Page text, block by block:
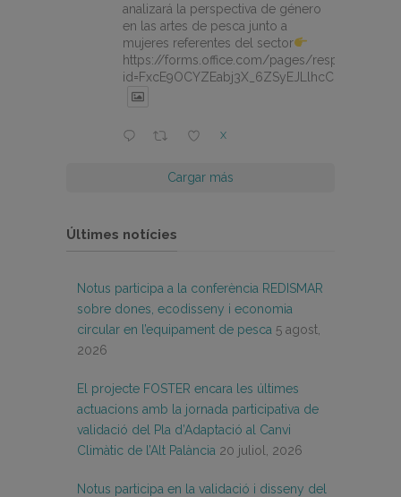
analizará la perspectiva de género
en las artes de pesca junto a
mujeres referentes del sector
https://forms.office.com/pages/
X
Cargar más
Últimes notícies
Notus participa a la conferència REDISMAR
sobre dones, ecodisseny i economia
circular en l’equipament de pesca 5 agost,
2026
El projecte FOSTER encara les últimes
actuacions amb la jornada participativa de
validació del Pla d’Adaptació al Canvi
Climàtic de l’Alt Palància 20 juliol, 2026
Notus participa en la validació i disseny del